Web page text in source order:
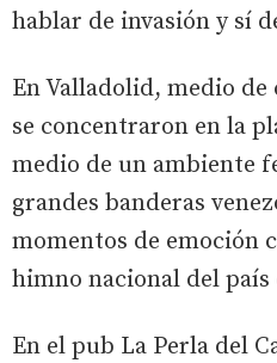
hablar de invasión y sí
En Valladolid, medio de
se concentraron en la
medio de un ambiente
grandes banderas
momentos de emoción
himno nacional del país
En el pub La Perla del